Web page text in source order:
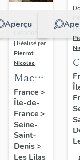
Aperçu
Dossier
| Réalisé par
Pierrot
Nicolas
Machine
à
déchiqueter
et à
épurer
France >
Île-de-
France >
Seine-
Saint-
Denis>
Les Lilas
|
à